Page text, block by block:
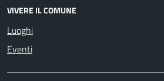
VIVERE IL COMUNE
Luoghi
Eventi